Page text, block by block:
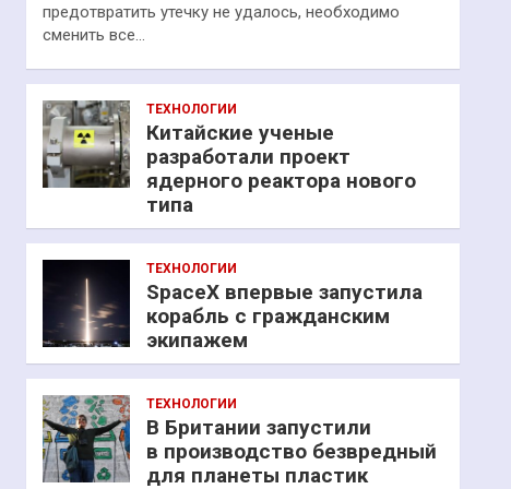
предотвратить утечку не удалось, необходимо
сменить все…
ТЕХНОЛОГИИ
Китайские ученые
разработали проект
ядерного реактора нового
типа
ТЕХНОЛОГИИ
SpaceX впервые запустила
корабль с гражданским
экипажем
ТЕХНОЛОГИИ
В Британии запустили
в производство безвредный
для планеты пластик